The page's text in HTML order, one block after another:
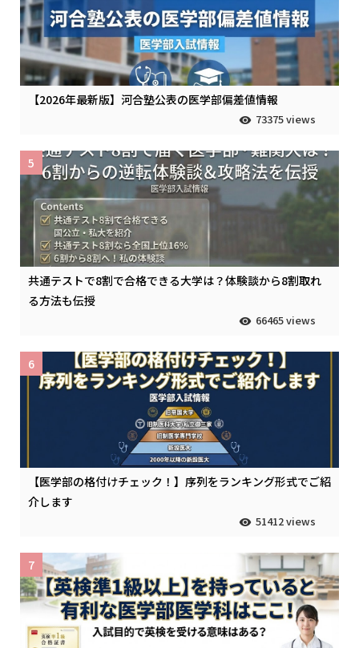
【2026年最新版】河合塾公表の医学部偏差値情報
73375 views
共通テストで8割で合格できる大学は？体験談から8割取れ
る方法も伝授
66465 views
5
【医学部の格付けチェック！】序列をランキング形式でご紹
介します
51412 views
6
7